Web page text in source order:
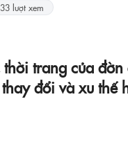
lượt xem
trang của đờn
đổi và xu thế